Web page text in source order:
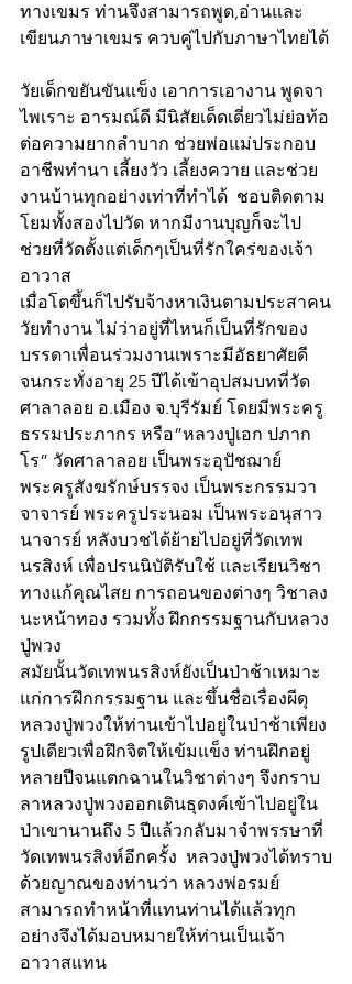
ทางเขมร ท่านจึงสามารถพูด,อ่านและ
เขียนภาษาเขมร ควบคู่ไปกับภาษาไทยได้
วัยเด็กขยันขันแข็ง เอาการเอางาน พูดจา
ไพเราะ อารมณ์ดี มีนิสัยเด็ดเดี่ยวไม่ย่อท้อ
ต่อความยากลำบาก ช่วยพ่อแม่ประกอบ
อาชีพทำนา เลี้ยงวัว เลี้ยงควาย และช่วย
งานบ้านทุกอย่างเท่าที่ทำได้  ชอบติดตาม
โยมทั้งสองไปวัด หากมีงานบุญก็จะไป
ช่วยที่วัดตั้งแต่เด็กๆเป็นที่รักใคร่ของเจ้า
อาวาส
เมื่อโตขึ้นก็ไปรับจ้างหาเงินตามประสาคน
วัยทำงาน ไม่ว่าอยู่ที่ไหนก็เป็นที่รักของ
บรรดาเพื่อนร่วมงานเพราะมีอัธยาศัยดี
จนกระทั่งอายุ 25 ปีได้เข้าอุปสมบทที่วัด
ศาลาลอย อ.เมือง จ.บุรีรัมย์ โดยมีพระครู
ธรรมประภากร หรือ”หลวงปู่เอก ปภาก
โร” วัดศาลาลอย เป็นพระอุปัชฌาย์
พระครูสังฆรักษ์บรรจง เป็นพระกรรมวา
จาจารย์ พระครูประนอม เป็นพระอนุสาว
นาจารย์ หลังบวชได้ย้ายไปอยู่ที่วัดเทพ
นรสิงห์ เพื่อปรนนิบัติรับใช้ และเรียนวิชา
ทางแก้คุณไสย การถอนของต่างๆ วิชาลง
นะหน้าทอง รวมทั้ง ฝึกกรรมฐานกับหลวง
ปู่พวง
สมัยนั้นวัดเทพนรสิงห์ยังเป็นป่าช้าเหมาะ
แก่การฝึกกรรมฐาน และขึ้นชื่อเรื่องผีดุ
หลวงปู่พวงให้ท่านเข้าไปอยู่ในป่าช้าเพียง
รูปเดียวเพื่อฝึกจิตให้เข้มแข็ง ท่านฝึกอยู่
หลายปีจนแตกฉานในวิชาต่างๆ จึงกราบ
ลาหลวงปู่พวงออกเดินธุดงค์เข้าไปอยู่ใน
ป่าเขานานถึง 5 ปีแล้วกลับมาจำพรรษาที่
วัดเทพนรสิงห์อีกครั้ง  หลวงปู่พวงได้ทราบ
ด้วยญาณของท่านว่า หลวงพ่อรมย์
สามารถทำหน้าที่แทนท่านได้แล้วทุก
อย่างจึงได้มอบหมายให้ท่านเป็นเจ้า
อาวาสแทน